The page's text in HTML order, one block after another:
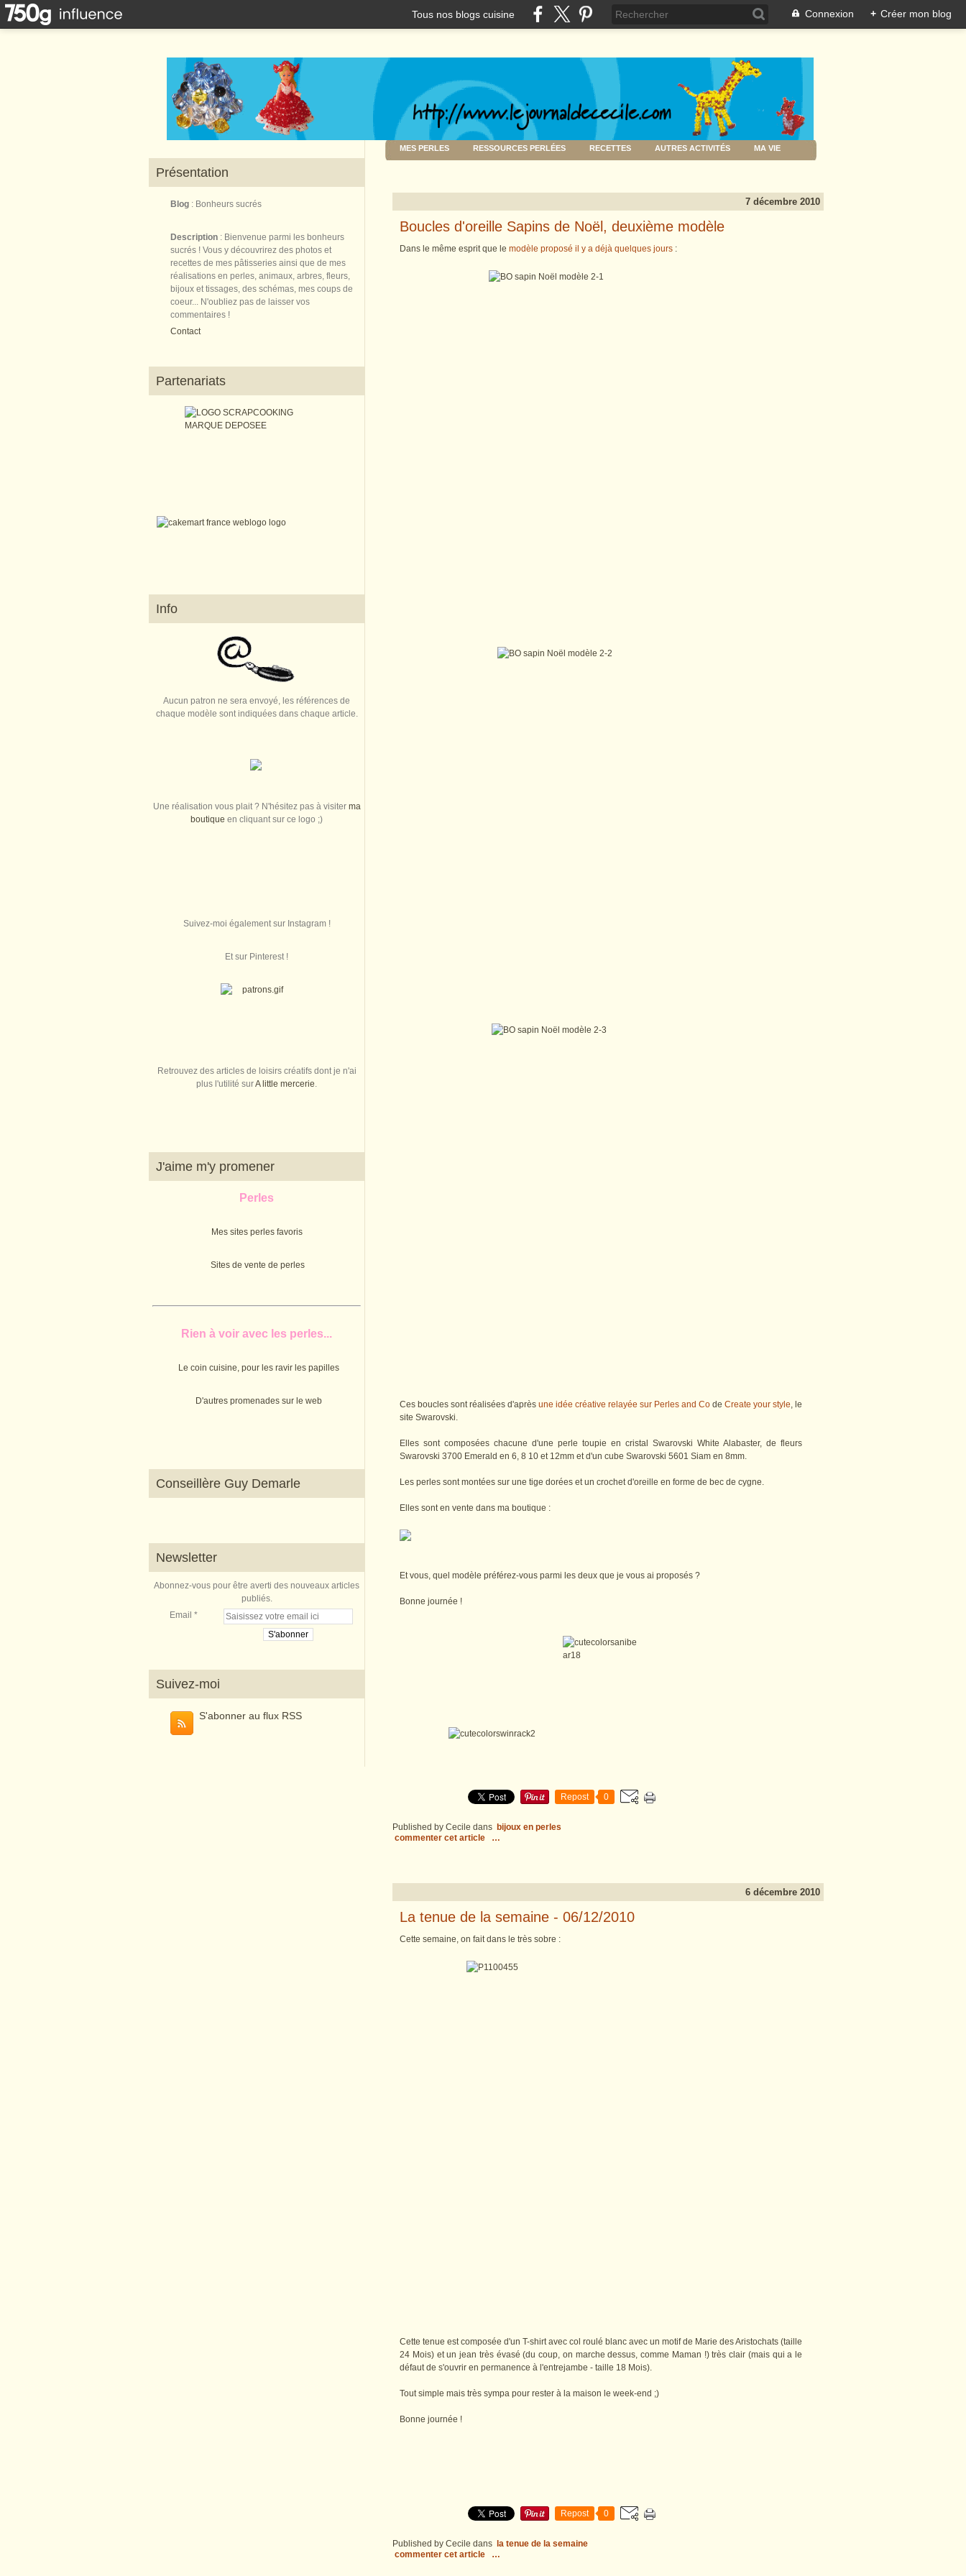
Tous nos blogs cuisine Connexion + Créer mon blog
Présentation
Blog : Bonheurs sucrés
Description : Bienvenue parmi les bonheurs
sucrés ! Vous y découvrirez des photos et
recettes de mes pâtisseries ainsi que de mes
réalisations en perles, animaux, arbres, fleurs,
bijoux et tissages, des schémas, mes coups de
coeur... N'oubliez pas de laisser vos
commentaires !
Contact
Partenariats
Info
Aucun patron ne sera envoyé, les références de
chaque modèle sont indiquées dans chaque article.
Une réalisation vous plait ? N'hésitez pas à visiter ma
boutique en cliquant sur ce logo ;)
Suivez-moi également sur Instagram !
Et sur Pinterest !
Retrouvez des articles de loisirs créatifs dont je n'ai
plus l'utilité surA little mercerie.
J'aime m'y promener
Perles
Mes sites perles favoris
Sites de vente de perles
Rien à voir avec les perles...
Le coin cuisine, pour les ravir les papilles
D'autres promenades sur le web
Conseillère Guy Demarle
Newsletter
Abonnez-vous pour être averti des nouveaux articles
publiés.
Email
Suivez-moi
S'abonner au flux RSS
MES PERLES RESSOURCES PERLÉES RECETTES AUTRES ACTIVITÉS MA VIE
7 décembre 2010
Boucles d'oreille Sapins de Noël, deuxième modèle
Dans le même esprit que le modèle proposé il y a déjà quelques jours :
Ces boucles sont réalisées d'après une idée créative relayée sur Perles and Co de Create your style, le
site Swarovski.
Elles sont composées chacune d'une perle toupie en cristal Swarovski White Alabaster, de fleurs
Swarovski 3700 Emerald en 6, 8 10 et 12mm et d'un cube Swarovski 5601 Siam en 8mm.
Les perles sont montées sur une tige dorées et un crochet d'oreille en forme de bec de cygne.
Elles sont en vente dans ma boutique :
Et vous, quel modèle préférez-vous parmi les deux que je vous ai proposés ?
Bonne journée !
Repost 0
Published by Cecile dans bijoux en perles
commenter cet article
…
6 décembre 2010
La tenue de la semaine - 06/12/2010
Cette semaine, on fait dans le très sobre :
Cette tenue est composée d'un T-shirt avec col roulé blanc avec un motif de Marie des Aristochats (taille
24 Mois) et un jean très évasé (du coup, on marche dessus, comme Maman !) très clair (mais qui a le
défaut de s'ouvrir en permanence à l'entrejambe - taille 18 Mois).
Tout simple mais très sympa pour rester à la maison le week-end ;)
Bonne journée !
Repost 0
Published by Cecile dans
la tenue de la semaine
commenter cet article
…